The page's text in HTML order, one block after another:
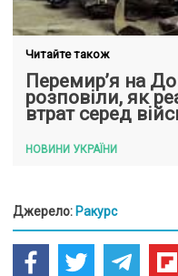
Читайте також
Перемир’я на
розповіли, як
втрат серед
НОВИНИ УКРАЇНИ
Джерело: Ракурс